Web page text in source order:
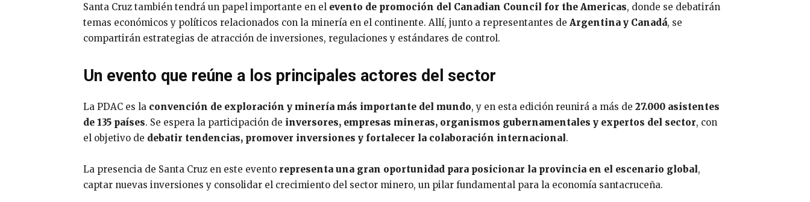
Santa Cruz también tendrá un papel importante en el evento de promoción del Canadian Council for the Americas, donde se debatirán
temas económicos y políticos relacionados con la minería en el continente. Allí, junto a representantes de Argentina y Canadá, se
compartirán estrategias de atracción de inversiones, regulaciones y estándares de control.
Un evento que reúne a los principales actores del sector
La PDAC es la convención de exploración y minería más importante del mundo, y en esta edición reunirá a más de 27.000 asistentes
de 135 países. Se espera la participación de inversores, empresas mineras, organismos gubernamentales y expertos del sector, con
el objetivo de debatir tendencias, promover inversiones y fortalecer la colaboración internacional.
La presencia de Santa Cruz en este evento representa una gran oportunidad para posicionar la provincia en el escenario global,
captar nuevas inversiones y consolidar el crecimiento del sector minero, un pilar fundamental para la economía santacruceña.